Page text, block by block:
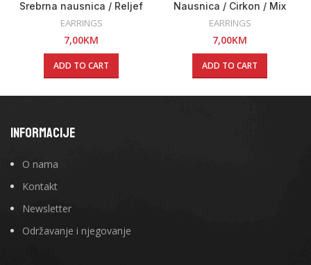
Srebrna nausnica / Reljef
EARRINGS
7,00KM
ADD TO CART
Nausnica / Cirkon / Mix
EARRINGS
7,00KM
ADD TO CART
INFORMACIJE
O nama
Kontakt
Newsletter
Održavanje i njegovanje